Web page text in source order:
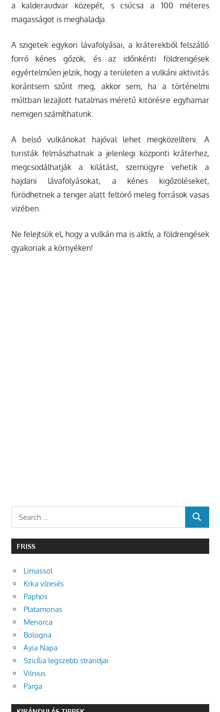
a kalderaudvar közepét, s csúcsa a 100 méteres
magasságot is meghaladja.
A szigetek egykori lávafolyásai, a kráterekből felszálló
forró kénes gőzök, és az időnkénti földrengések
egyértelműen jelzik, hogy a területen a vulkáni aktivitás
korántsem szűnt meg, akkor sem, ha a történelmi
múltban lezajlott hatalmas méretű kitörésre egyhamar
nemigen számíthatunk.
A belső vulkánokat hajóval lehet megközelíteni. A
turisták felmászhatnak a jelenlegi központi kráterhez,
megcsodálhatják a kilátást, szemügyre vehetik a
hajdani lávafolyásokat, a kénes kigőzöléseket,
fürödhetnek a tenger alatt feltörő meleg források vasas
vizében.
Ne felejtsük el, hogy a vulkán ma is aktív, a földrengések
gyakoriak a környéken!
SEARCH
FRISS
Limassol
Krka vízesés
Paphos
Platamonas
Menorca
Bologna
Ayia Napa
Szicília legszebb strandjai
Vilnius
Parga